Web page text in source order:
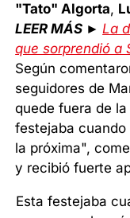
"Tato" Algorta,
LEER MÁS ►La
que sorprendió a
Según
seguidores de
quede fuera de
festejaba cuando
la próxima",
y recibió fuerte
Esta festejaba